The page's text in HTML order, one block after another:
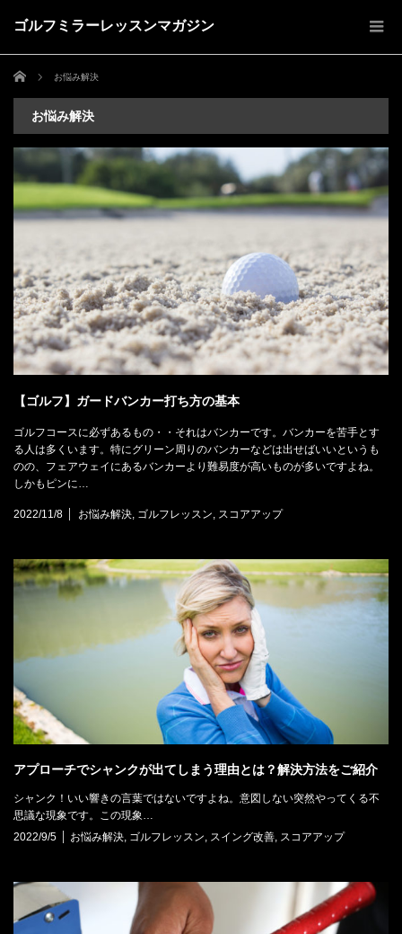
ゴルフミラーレッスンマガジン
ホーム お悩み解決
お悩み解決
【ゴルフ】ガードバンカー打ち方の基本
ゴルフコースに必ずあるもの・・それはバンカーです。バンカーを苦手とす
る人は多くいます。特にグリーン周りのバンカーなどは出せばいいというも
のの、フェアウェイにあるバンカーより難易度が高いものが多いですよね。
しかもピンに…
2022/11/8 お悩み解決, ゴルフレッスン, スコアアップ
アプローチでシャンクが出てしまう理由とは？解決方法をご紹介
シャンク！いい響きの言葉ではないですよね。意図しない突然やってくる不
思議な現象です。この現象…
2022/9/5
お悩み解決 ゴルフレッスン スイング改善 スコアアップ